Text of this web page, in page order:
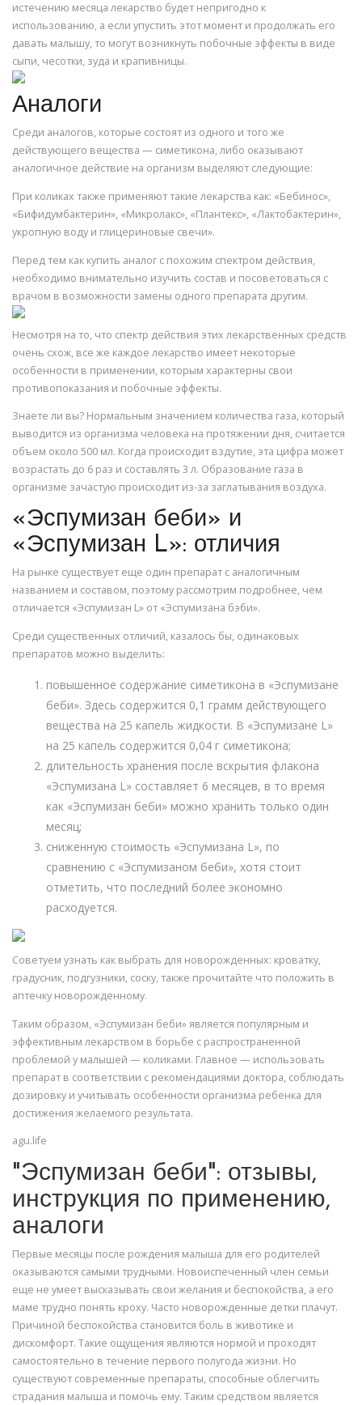
истечению месяца лекарство будет непригодно к
использованию, а если упустить этот момент и продолжать его
давать малышу, то могут возникнуть побочные эффекты в виде
сыпи, чесотки, зуда и крапивницы.
Аналоги
Среди аналогов, которые состоят из одного и того же
действующего вещества — симетикона, либо оказывают
аналогичное действие на организм выделяют следующие:
При коликах также применяют такие лекарства как: «Бебинос»,
«Бифидумбактерин», «Микролакс», «Плантекс», «Лактобактерин»,
укропную воду и глицериновые свечи».
Перед тем как купить аналог с похожим спектром действия,
необходимо внимательно изучить состав и посоветоваться с
врачом в возможности замены одного препарата другим.
Несмотря на то, что спектр действия этих лекарственных средств
очень схож, все же каждое лекарство имеет некоторые
особенности в применении, которым характерны свои
противопоказания и побочные эффекты.
Знаете ли вы? Нормальным значением количества газа, который
выводится из организма человека на протяжении дня, считается
объем около 500 мл. Когда происходит вздутие, эта цифра может
возрастать до 6 раз и составлять 3 л. Образование газа в
организме зачастую происходит из-за заглатывания воздуха.
«Эспумизан беби» и
«Эспумизан L»: отличия
На рынке существует еще один препарат с аналогичным
названием и составом, поэтому рассмотрим подробнее, чем
отличается «Эспумизан L» от «Эспумизана бэби».
Среди существенных отличий, казалось бы, одинаковых
препаратов можно выделить:
повышенное содержание симетикона в «Эспумизане
беби». Здесь содержится 0,1 грамм действующего
вещества на 25 капель жидкости. В «Эспумизане L»
на 25 капель содержится 0,04 г симетикона;
длительность хранения после вскрытия флакона
«Эспумизана L» составляет 6 месяцев, в то время
как «Эспумизан беби» можно хранить только один
месяц;
сниженную стоимость «Эспумизана L», по
сравнению с «Эспумизаном беби», хотя стоит
отметить, что последний более экономно
расходуется.
Советуем узнать как выбрать для новорожденных: кроватку,
градусник, подгузники, соску, также прочитайте что положить в
аптечку новорожденному.
Таким образом, «Эспумизан беби» является популярным и
эффективным лекарством в борьбе с распространенной
проблемой у малышей — коликами. Главное — использовать
препарат в соответствии с рекомендациями доктора, соблюдать
дозировку и учитывать особенности организма ребенка для
достижения желаемого результата.
agu.life
"Эспумизан беби": отзывы,
инструкция по применению,
аналоги
Первые месяцы после рождения малыша для его родителей
оказываются самыми трудными. Новоиспеченный член семьи
еще не умеет высказывать свои желания и беспокойства, а его
маме трудно понять кроху. Часто новорожденные детки плачут.
Причиной беспокойства становится боль в животике и
дискомфорт. Такие ощущения являются нормой и проходят
самостоятельно в течение первого полугода жизни. Но
существуют современные препараты, способные облегчить
страдания малыша и помочь ему. Таким средством является